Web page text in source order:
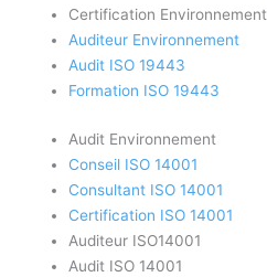
Certification Environnement
Auditeur Environnement
Audit ISO 19443
Formation ISO 19443
Audit Environnement
Conseil ISO 14001
Consultant ISO 14001
Certification ISO 14001
Auditeur ISO14001
Audit ISO 14001